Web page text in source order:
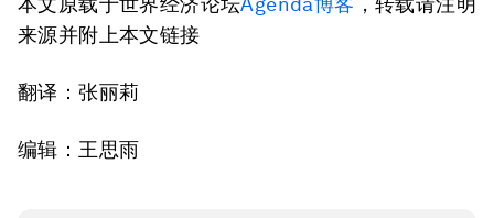
来源并附上本文链接
翻译：张丽莉
编辑：王思雨